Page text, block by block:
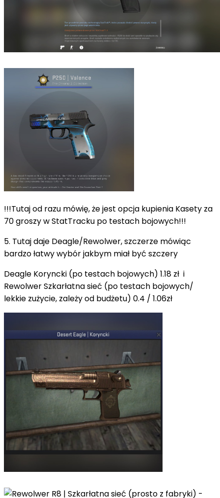
!!!Tutaj od razu mówię, że jest opcja kupienia Kasety za
70 groszy w StatTracku po testach bojowych!!!
5. Tutaj daje Deagle/Rewolwer, szczerze mówiąc
bardzo łatwy wybór jakbym miał być szczery
Deagle Koryncki (po testach bojowych) 1.18 zł i
Rewolwer Szkarłatna sieć (po testach bojowych/
lekkie zużycie, zależy od budżetu) 0.4 / 1.06zł